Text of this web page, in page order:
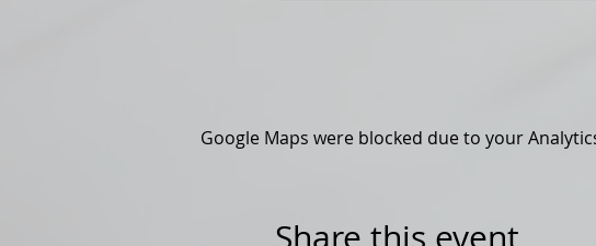
Google Maps were blocked due to your